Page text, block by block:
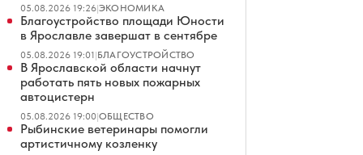
05.08.2026 19:26|ЭКОНОМИКА
Благоустройство площади Юности
в Ярославле завершат в сентябре
05.08.2026 19:01|БЛАГОУСТРОЙСТВО
В Ярославской области начнут
работать пять новых пожарных
автоцистерн
05.08.2026 19:00|ОБЩЕСТВО
Рыбинские ветеринары помогли
артистичному козленку